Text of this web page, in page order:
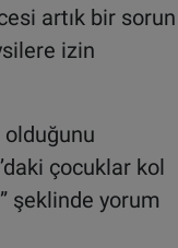
artık bir sorun
izin
çocuklar kol
şeklinde yorum